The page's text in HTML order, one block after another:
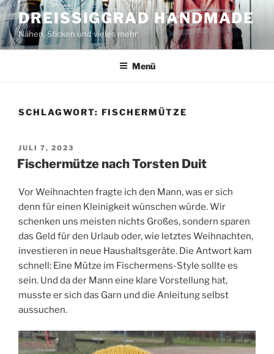
Zum
Inhalt
springen
DREISSIGGRAD HANDMADE
Nähen, Sticken und vieles mehr
Menü
SCHLAGWORT: FISCHERMÜTZE
VERÖFFENTLICHT
AM
JULI 7, 2023
Fischermütze nach Torsten Duit
Vor Weihnachten fragte ich den Mann, was er sich
denn für einen Kleinigkeit wünschen würde. Wir
schenken uns meisten nichts Großes, sondern sparen
das Geld für den Urlaub oder, wie letztes Weihnachten,
investieren in neue Haushaltsgeräte. Die Antwort kam
schnell: Eine Mütze im Fischermens-Style sollte es
sein. Und da der Mann eine klare Vorstellung hat,
musste er sich das Garn und die Anleitung selbst
aussuchen.